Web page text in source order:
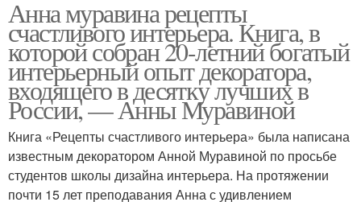
Анна муравина рецепты
счастливого интерьера. Книга, в
которой собран 20-летний богатый
интерьерный опыт декоратора,
входящего в десятку лучших в
России, — Анны Муравиной
Книга «Рецепты счастливого интерьера» была написана
известным декоратором Анной Муравиной по просьбе
студентов школы дизайна интерьера. На протяжении
почти 15 лет преподавания Анна с удивлением